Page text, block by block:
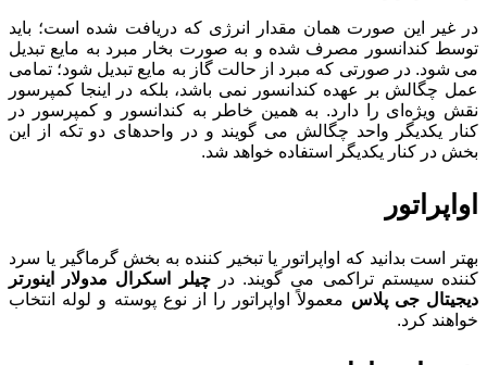
در غیر این صورت همان مقدار انرژی که دریافت شده است؛ باید
توسط کندانسور مصرف شده و به صورت بخار مبرد به مایع تبدیل
می شود. در صورتی که مبرد از حالت گاز به مایع تبدیل شود؛ تمامی
عمل چگالش بر عهده کندانسور نمی باشد، بلکه در اینجا کمپرسور
نقش ویژه‌ای را دارد. به همین خاطر به کندانسور و کمپرسور در
کنار یکدیگر واحد چگالش می گویند و در واحدهای دو تکه از این
بخش در کنار یکدیگر استفاده خواهد شد.
اواپراتور
بهتر است بدانید که اواپراتور یا تبخیر کننده به بخش گرماگیر یا سرد
کننده سیستم تراکمی می گویند. درچیلر اسکرال مدولار اینورتر
دیجیتال جی پلاس معمولاً اواپراتور را از نوع پوسته و لوله انتخاب
خواهند کرد.